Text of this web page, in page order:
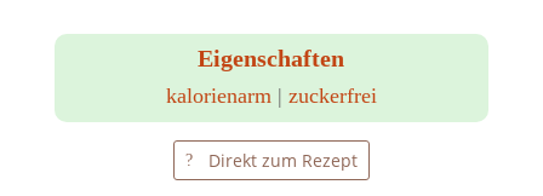
Eigenschaften
kalorienarm | zuckerfrei
Direkt zum Rezept